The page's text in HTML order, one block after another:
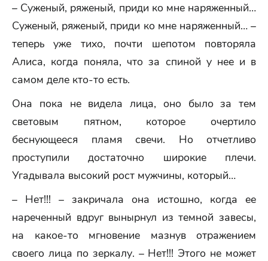
– Суженый, ряженый, приди ко мне наряженный…
Суженый, ряженый, приди ко мне наряженный… –
теперь уже тихо, почти шепотом повторяла
Алиса, когда поняла, что за спиной у нее и в
самом деле кто-то есть.
Она пока не видела лица, оно было за тем
световым пятном, которое очертило
беснующееся пламя свечи. Но отчетливо
проступили достаточно широкие плечи.
Угадывала высокий рост мужчины, который…
– Нет!!! – закричала она истошно, когда ее
нареченный вдруг вынырнул из темной завесы,
на какое-то мгновение мазнув отражением
своего лица по зеркалу. – Нет!!! Этого не может